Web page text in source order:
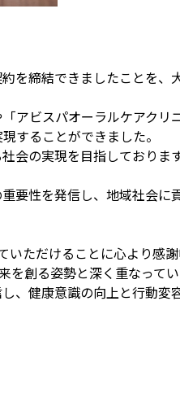
を締結できましたことを、
アビスパオーラルケアクリ
することができました。
会の実現を目指しておりま
要性を発信し、地域社会に
ただけることに心より感謝
創る姿勢と深く重なってい
、健康意識の向上と行動変